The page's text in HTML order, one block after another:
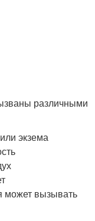
различными
экзема
может вызывать